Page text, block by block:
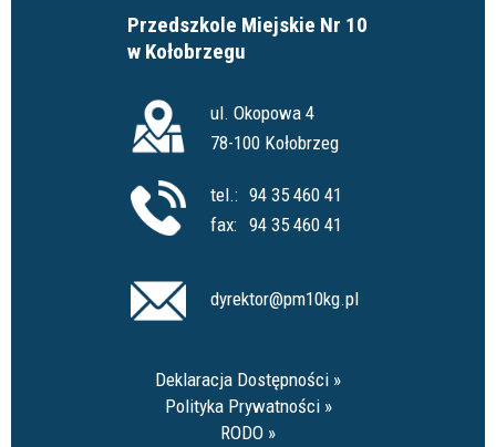
Przedszkole Miejskie Nr 10
w Kołobrzegu
ul. Okopowa 4
78-100 Kołobrzeg
tel.: 94 35 460 41
fax: 94 35 460 41
dyrektor@pm10kg.pl
Deklaracja Dostępności
Polityka Prywatności
RODO